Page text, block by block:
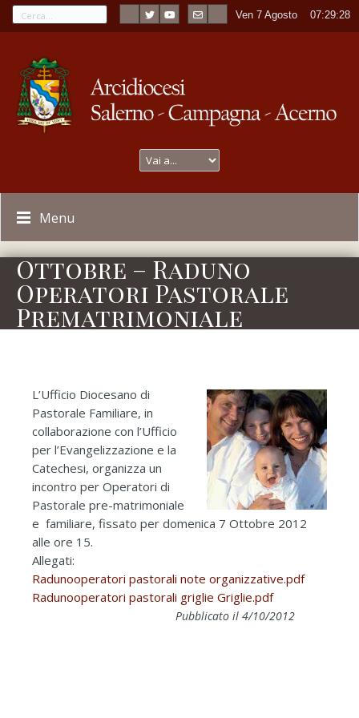
Ven 7 Agosto ----07:29:28
Menu
Ottobre – Raduno
Operatori Pastorale
Prematrimoniale
L’Ufficio Diocesano di
Pastorale Familiare, in
collaborazione con l’Ufficio
per l’Evangelizzazione e la
Catechesi, organizza un
incontro per Operatori di
Pastorale pre-matrimoniale
e familiare, fissato per domenica 7 Ottobre 2012
alle ore 15.
Allegati:
Radunooperatori pastorali note organizzative.pdf
Radunooperatori pastorali griglie Griglie.pdf
Pubblicato il 4/10/2012